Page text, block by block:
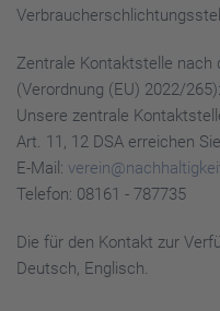
Zentrale Kontaktstelle nach
(Verordnung (EU) 2022/265):
Unsere zentrale
Art. 11, 12 DSA erreichen
E-Mail:
Telefon: 08161 - 787735
Die für den Kontakt zur
Deutsch, Englisch.